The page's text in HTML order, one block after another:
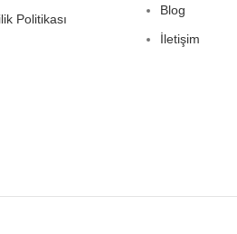
Politikası
Blog
İletişim